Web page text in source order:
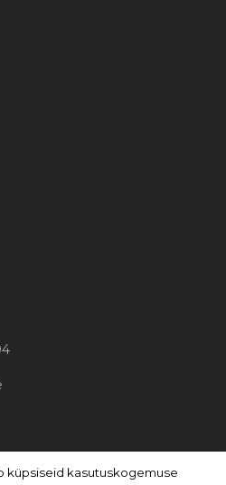
küpsiseid kasutuskogemuse